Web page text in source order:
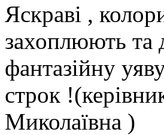
Яскраві ,
захоплюють та
фантазійну
строк
Миколаївна )